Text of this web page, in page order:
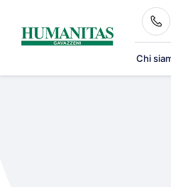
content
Chi